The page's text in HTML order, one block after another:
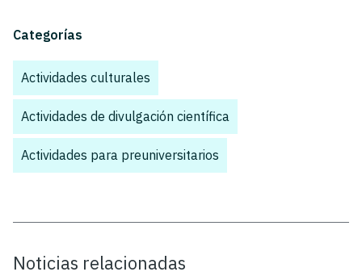
Categorías
Actividades culturales
Actividades de divulgación científica
Actividades para preuniversitarios
Noticias relacionadas